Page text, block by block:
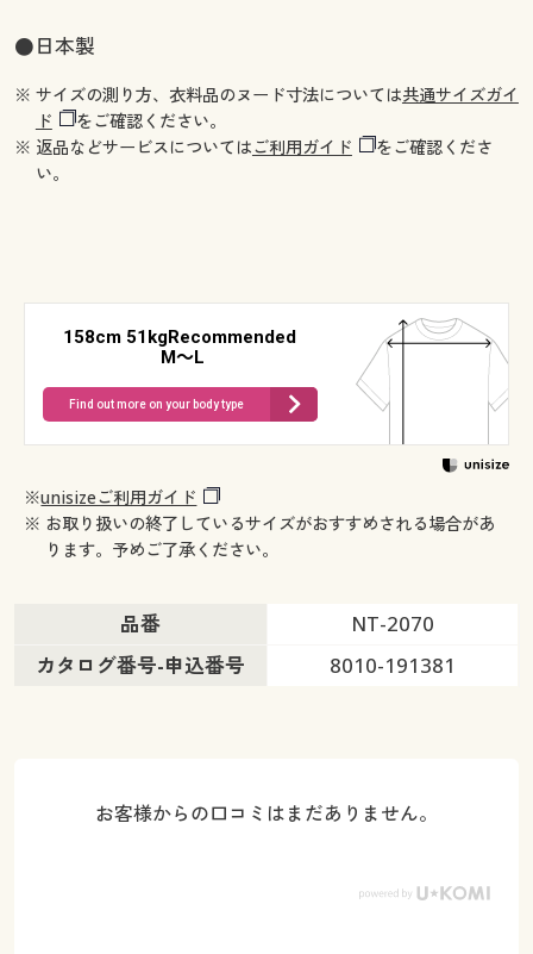
●日本製
※ サイズの測り方、衣料品のヌード寸法については共通サイズガイ
ド
をご確認ください。
※ 返品などサービスについてはご利用ガイド
をご確認くださ
い。
158cm 51kgRecommended
M～L
Find out more on your body type
※unisizeご利用ガイド
※ お取り扱いの終了しているサイズがおすすめされる場合があ
ります。予めご了承ください。
品番
NT-2070
カタログ番号-申込番号
8010-191381
お客様からの口コミはまだありません。